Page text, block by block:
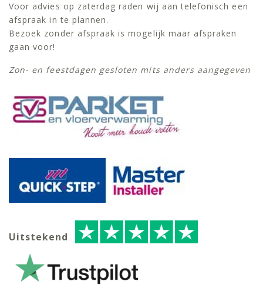
Voor advies op zaterdag raden wij aan telefonisch een
afspraak in te plannen.
Bezoek zonder afspraak is mogelijk maar afspraken
gaan voor!
Zon- en feestdagen gesloten mits anders aangegeven
Uitstekend